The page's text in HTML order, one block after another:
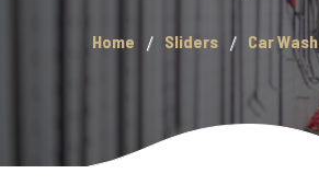
Home Sliders Car Wash